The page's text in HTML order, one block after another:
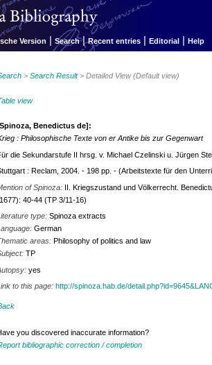
Version | Search | Recent entries | Editorial | Help
>Search Result> Detailed View (Default view)
view
Benedictus de]:
: Philosophische Texte von er Antike bis zur Gegenwart
die Sekundarstufe II hrsg. v. Michael Czelinski u. Jürgen
: Reclam, 2004. - 198 pp. - (Arbeitstexte für den
of Spinoza: II. Kriegszustand und Völkerrecht.
40-44 (TP 3/11-16)
type:Spinoza extracts
German
areas:Philosophy of politics and law
TP
yes
to this page:http://spinoza.hab.de/
you discovered inaccurate information?
bibliographic correction / completion